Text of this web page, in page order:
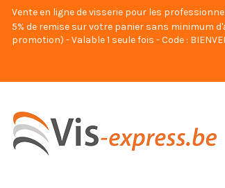
Vente en ligne de visserie pour les
5% de remise sur votre panier sans minimum
promotion) - Valable 1 seule fois - Code :